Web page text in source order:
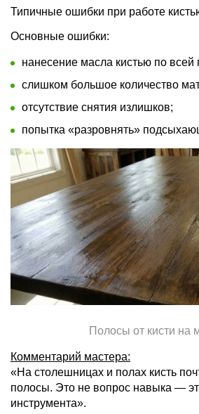
Типичные ошибки при работе
Основные ошибки:
нанесение масла кистью по всей
слишком большое количество
отсутствие снятия излишков;
попытка «разровнять»
Полосы от кисти на
Комментарий мастера:
«На столешницах и полах кисть
полосы. Это не вопрос навыка —
инструмента».